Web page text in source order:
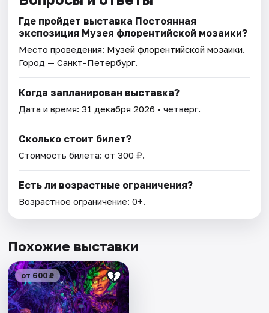
Где пройдет выставка Постоянная
экспозиция Музея флорентийской мозаики?
Место проведения: Музей флорентийской мозаики.
Город — Санкт-Петербург.
Когда запланирован выставка?
Дата и время:31 декабря 2026 • четверг.
Сколько стоит билет?
Стоимость билета: от 300 ₽.
Есть ли возрастные ограничения?
Возрастное ограничение: 0+.
Похожие выставки
от 600 ₽